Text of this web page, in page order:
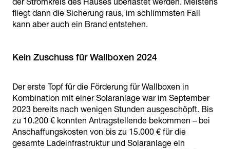
fliegt dann die Sicherung raus, im schlimmsten Fall
kann aber auch ein Brand entstehen.
Kein Zuschuss für Wallboxen 2024
Der erste Topf für die Förderung für Wallboxen in
Kombination mit einer Solaranlage war im September
2023 bereits nach wenigen Stunden ausgeschöpft. Bis
zu 10.200 € konnten Antragstellende bekommen – bei
Anschaffungskosten von bis zu 15.000 € für die
gesamte Ladeinfrastruktur und Solaranlage ein